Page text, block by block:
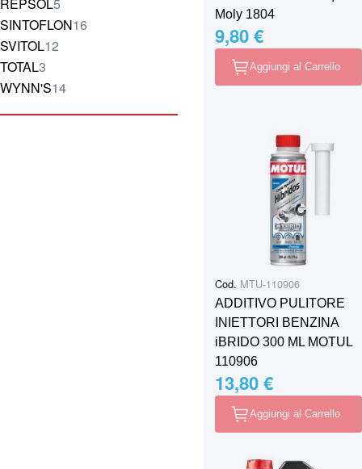
REPSOL5
SINTOFLON16
elementi
SVITOL12
elementi
TOTAL3
elementi
WYNN'S14
elementi
Moly 1804
9,80 €
Aggiungi al Carrello
Cod. MTU-110906
ADDITIVO PULITORE
INIETTORI BENZINA
iBRIDO 300 ML MOTUL
110906
13,80 €
Aggiungi al Carrello